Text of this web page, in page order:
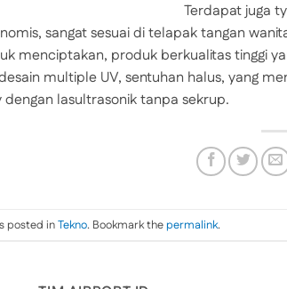
Terdapat juga
sangat sesuai di telapak tangan
menciptakan, produk berkualitas tinggi
multiple UV, sentuhan halus, yang
lasultrasonik tanpa sekrup.
posted inTekno. Bookmark thepermalink.